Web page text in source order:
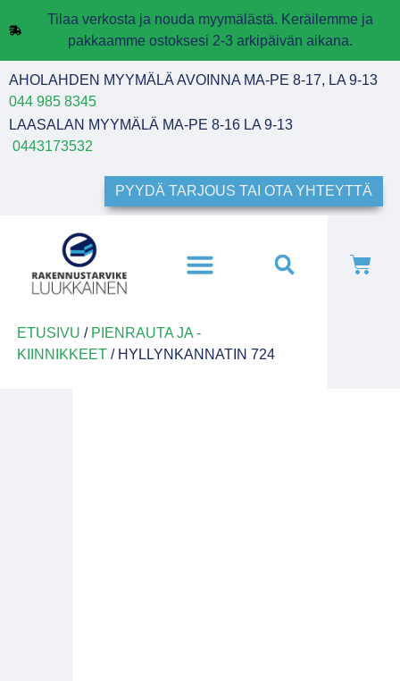
Tilaa verkosta ja nouda myymälästä. Keräilemme ja
pakkaamme ostoksesi 2-3 arkipäivän aikana.
AHOLAHDEN MYYMÄLÄ AVOINNA MA-PE 8-17, LA 9-13
044 985 8345
LAASALAN MYYMÄLÄ MA-PE 8-16 LA 9-13
0443173532
PYYDÄ TARJOUS TAI OTA YHTEYTTÄ
ETUSIVU / PIENRAUTA JA -
KIINNIKKEET/ HYLLYNKANNATIN 724